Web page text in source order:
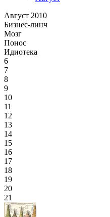
Август 2010
Бизнес-линч
Мозг
Понос
Идиотека
6
7
8
9
10
11
12
13
14
15
16
17
18
19
20
21